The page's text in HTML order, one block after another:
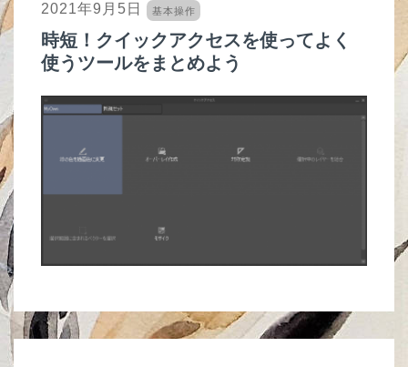
2021年9月5日 基本操作
時短！クイックアクセスを使ってよく
使うツールをまとめよう